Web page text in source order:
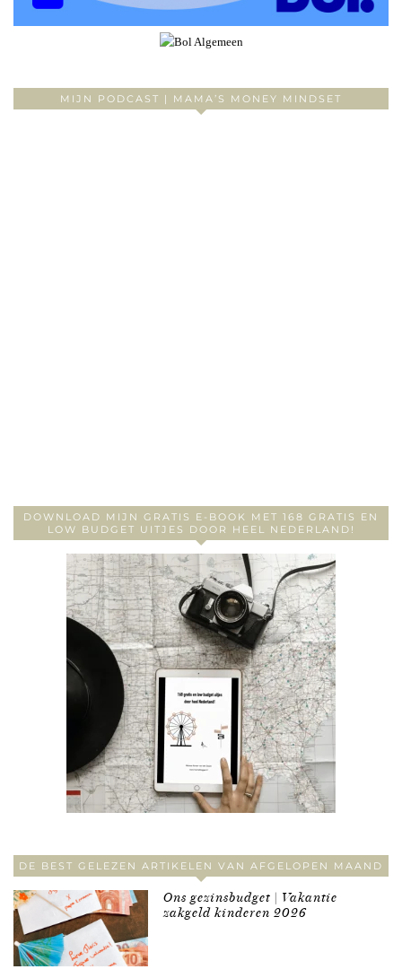
MIJN PODCAST | MAMA’S MONEY MINDSET
DOWNLOAD MIJN GRATIS E-BOOK MET 168 GRATIS EN
LOW BUDGET UITJES DOOR HEEL NEDERLAND!
DE BEST GELEZEN ARTIKELEN VAN AFGELOPEN MAAND
Ons gezinsbudget | Vakantie
zakgeld kinderen 2026